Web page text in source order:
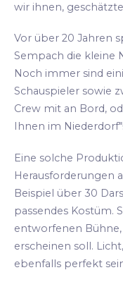
wir ihnen,
Vor über 20 Jahren
Sempach die kleine
Noch immer sind
Schauspieler sowie
Crew mit an Bord,
Ihnen im Niederdorf"!
Eine solche
Herausforderungen
Beispiel über 30
passendes Kostüm.
entworfenen
erscheinen soll.
ebenfalls perfekt